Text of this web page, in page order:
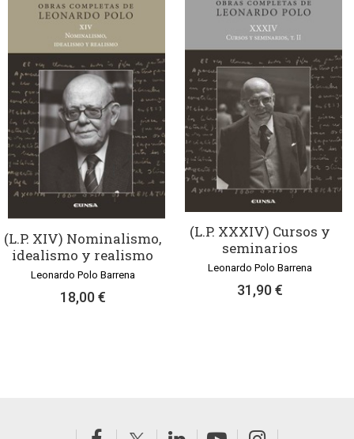
(L.P. XIV) Nominalismo,
idealismo y realismo
Leonardo Polo Barrena
18,00 €
(L.P. XXXIV) Cursos y
seminarios
Leonardo Polo Barrena
31,90 €